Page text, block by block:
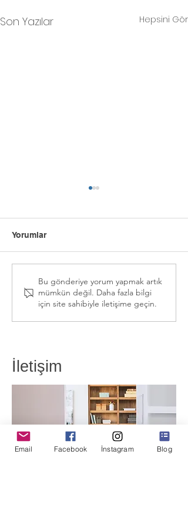
Son Yazılar Hepsini Gör
Alışveriş Bağımlılığı
üzerine; Bridgerton
tadında bir geçmiş hayat
hikayesi
Yorumlar
Bu gönderiye yorum yapmak artık
mümkün değil. Daha fazla bilgi
için site sahibiyle iletişime geçin.
İletişim
Email Facebook İnstagram Blog